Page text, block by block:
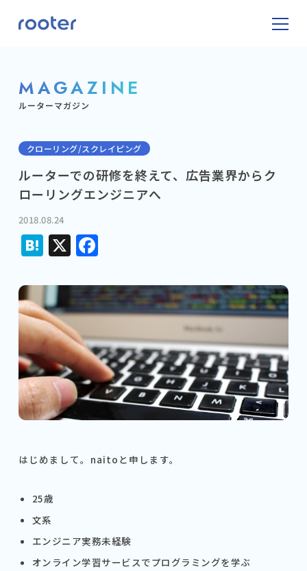
MAGAZINE
ルーターマガジン
クローリング/スクレイピング
ルーターでの研修を終えて、広告業界からク
ローリングエンジニアへ
2018.08.24
Hatena
X Facebook
はじめまして。naitoと申します。
25歳
文系
エンジニア実務未経験
オンライン学習サービスでプログラミングを学ぶ